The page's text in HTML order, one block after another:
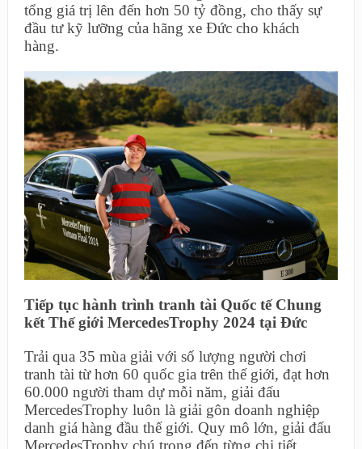
tổng giá trị lên đến hơn 50 tỷ đồng, cho thấy sự
đầu tư kỹ lưỡng của hãng xe Đức cho khách
hàng.
Tiếp tục hành trình tranh tài Quốc tế Chung
kết Thế giới MercedesTrophy 2024 tại Đức
Trải qua 35 mùa giải với số lượng người chơi
tranh tài từ hơn 60 quốc gia trên thế giới, đạt hơn
60.000 người tham dự mỗi năm, giải đấu
MercedesTrophy luôn là giải gôn doanh nghiệp
danh giá hàng đầu thế giới. Quy mô lớn, giải đấu
MercedesTrophy chú trọng đến từng chi tiết,